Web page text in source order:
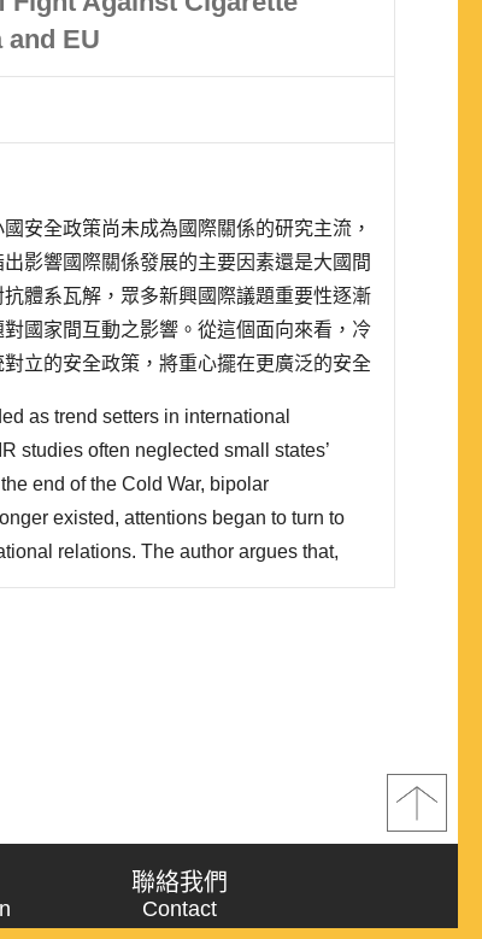
EU
安全政策尚未成為國際關係的研究主流，
影響國際關係發展的主要因素還是大國間
體系瓦解，眾多新興國際議題重要性逐漸
國家間互動之影響。從這個面向來看，冷
立的安全政策，將重心擺在更廣泛的安全
歐盟制度設計使然，小國..
as trend setters in international
studies often neglected small states’
end of the Cold War, bipolar
existed, attentions began to turn to
relations. The author argues that,
approach, the extent of small
聯絡我們
Contact